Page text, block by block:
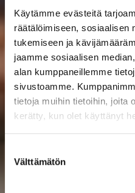
Käytämme evästeitä
räätälöimiseen, sosiaalisen
tukemiseen ja
jaamme sosiaalisen
alan kumppaneillemme
sivustoamme.
tietoja muihin tietoihin, joita
kerätty, kun olet käyttänyt
valinta
Välttämätön